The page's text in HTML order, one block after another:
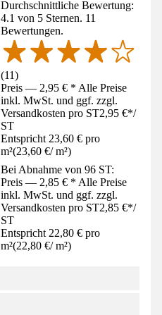
Durchschnittliche Bewertung:
4.1 von 5 Sternen. 11
Bewertungen.
(11)
Preis — 2,95 € * Alle Preise
inkl. MwSt. und ggf. zzgl.
Versandkosten pro ST2,95 €*/
ST
Entspricht 23,60 € pro
m²(23,60 €/ m²)
Bei Abnahme von 96 ST:
Preis — 2,85 € * Alle Preise
inkl. MwSt. und ggf. zzgl.
Versandkosten pro ST2,85 €*/
ST
Entspricht 22,80 € pro
m²(22,80 €/ m²)